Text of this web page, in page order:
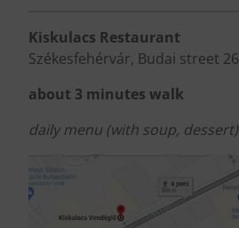
Kiskulacs Restaurant
Székesfehérvár, Budai street 26
about 3 minutes walk
daily menu (with soup, dessert)